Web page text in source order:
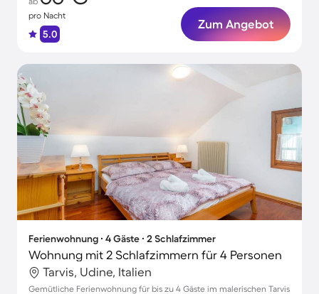
pro Nacht
5.0
Zum Angebot
Ferienwohnung ∙ 4 Gäste ∙ 2 Schlafzimmer
Wohnung mit 2 Schlafzimmern für 4 Personen
Tarvis, Udine, Italien
Gemütliche Ferienwohnung für bis zu 4 Gäste im malerischen Tarvis